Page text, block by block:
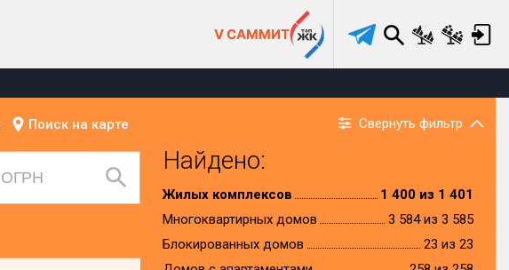
V САММИТ
Поиск на карте Свернуть фильтр
Найдено:
Жилых комплексов
1 400 из 1 401
Многоквартирных домов
3 584 из 3 585
Блокированных домов
23 из 23